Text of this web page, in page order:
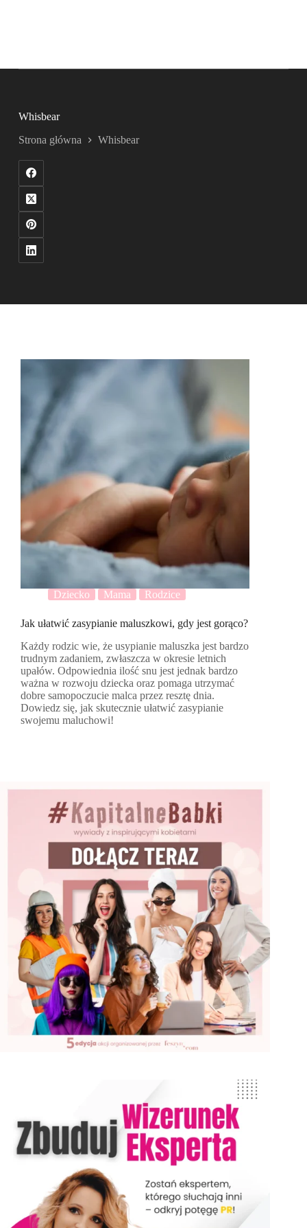
Whisbear
Strona główna Whisbear
Dziecko Mama Rodzice
Jak ułatwić zasypianie maluszkowi, gdy jest gorąco?
Każdy rodzic wie, że usypianie maluszka jest bardzo
trudnym zadaniem, zwłaszcza w okresie letnich
upałów. Odpowiednia ilość snu jest jednak bardzo
ważna w rozwoju dziecka oraz pomaga utrzymać
dobre samopoczucie malca przez resztę dnia.
Dowiedz się, jak skutecznie ułatwić zasypianie
swojemu maluchowi!